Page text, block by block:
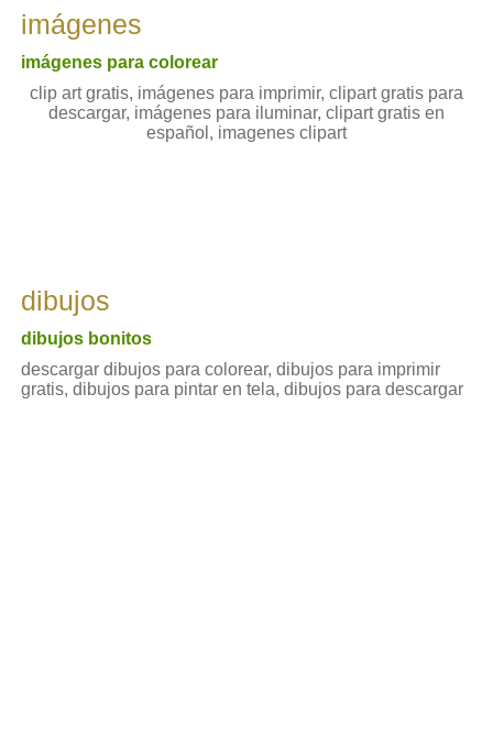
imágenes
imágenes para colorear
clip art gratis, imágenes para imprimir, clipart gratis para
descargar, imágenes para iluminar, clipart gratis en
español, imagenes clipart
dibujos
dibujos bonitos
descargar dibujos para colorear, dibujos para imprimir
gratis, dibujos para pintar en tela, dibujos para descargar